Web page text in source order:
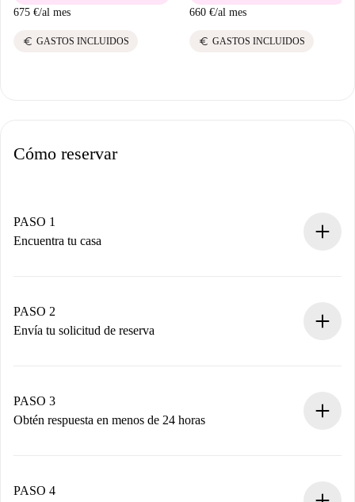
675 €/al mes
euro GASTOS INCLUIDOS
660 €/al mes
euro GASTOS INCLUIDOS
Cómo reservar
PASO 1
Encuentra tu casa
Tienes toda la información necesaria por adelantado.
PASO 2
Envía tu solicitud de reserva
propietario acepte.
PASO 3
Obtén respuesta en menos de 24 horas
contacto con el propietario.
PASO 4